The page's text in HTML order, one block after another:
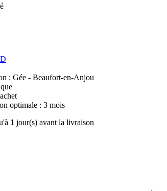
: Gée - Beaufort-en-Anjou
optimale : 3 mois
1 jour(s) avant la livraison